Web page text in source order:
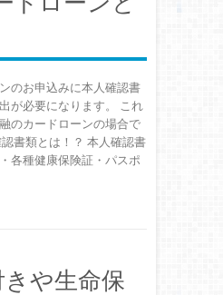
のお申込みに本人確認書
が必要になります。 これ
のカードローンの場合で
書類とは！？ 本人確認書
各種健康保険証・パスポ
きや生命保